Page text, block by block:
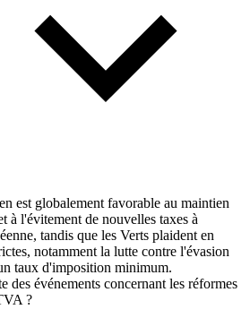
est globalement favorable au maintien
à l'évitement de nouvelles taxes à
tandis que les Verts plaident en
notamment la lutte contre l'évasion
taux d'imposition minimum.
des événements concernant les réformes
?